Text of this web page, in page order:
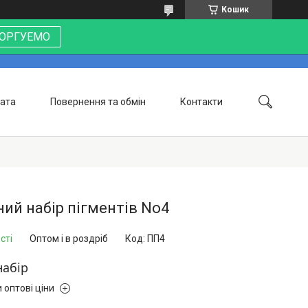
Кошик
Повернення та обмін Контакти
набір пігментів No4
Оптом і в роздріб Код: ПП4
ціни